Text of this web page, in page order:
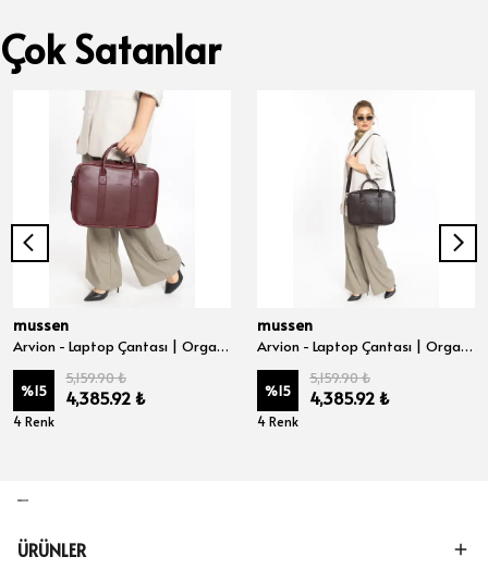
Çok Satanlar
mussen
Arvion - Laptop Çantası | Organizer Evrak ve Bilgisayar Çantası 15", 15.6" ve 16" inç - Bordo Nova
%15
5,159.90 ₺
4,385.92 ₺
4 Renk
mussen
Arvion - Laptop Çantası | Organizer Evrak ve Bilgisayar Çantası 15", 15.6" ve 16" inç - Kahve Nova
%15
5,159.90 ₺
4,385.92 ₺
4 Renk
ÜRÜNLER